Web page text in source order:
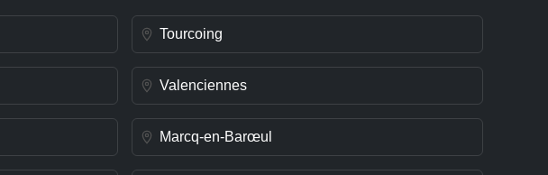
Tourcoing
Valenciennes
Marcq-en-Barœul